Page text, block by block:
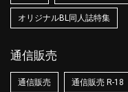
オリジナルBL同人誌特集
通信販売
通信販売 通信販売 R-18